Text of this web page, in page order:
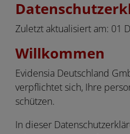
Zuletzt aktualisiert am: 01
Willkommen
Evidensia Deutschland
verpflichtet sich, Ihre
schützen.
In dieser